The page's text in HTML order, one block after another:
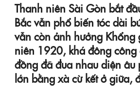
Thanh niên Sài Gòn bắt
Bắc vẫn phổ biến tóc dài
vẫn còn ảnh hưởng
niên 1920, khá đông
đồng đã đua nhau diện âu
lớn bằng xà cừ kết ở giữa,